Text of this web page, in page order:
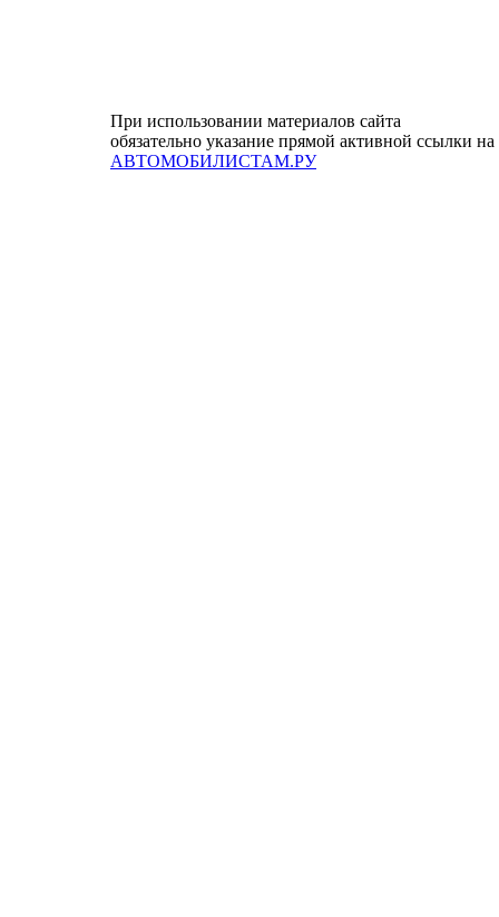
При использовании материалов сайта
обязательно указание прямой активной ссылки на
АВТОМОБИЛИСТАМ.РУ